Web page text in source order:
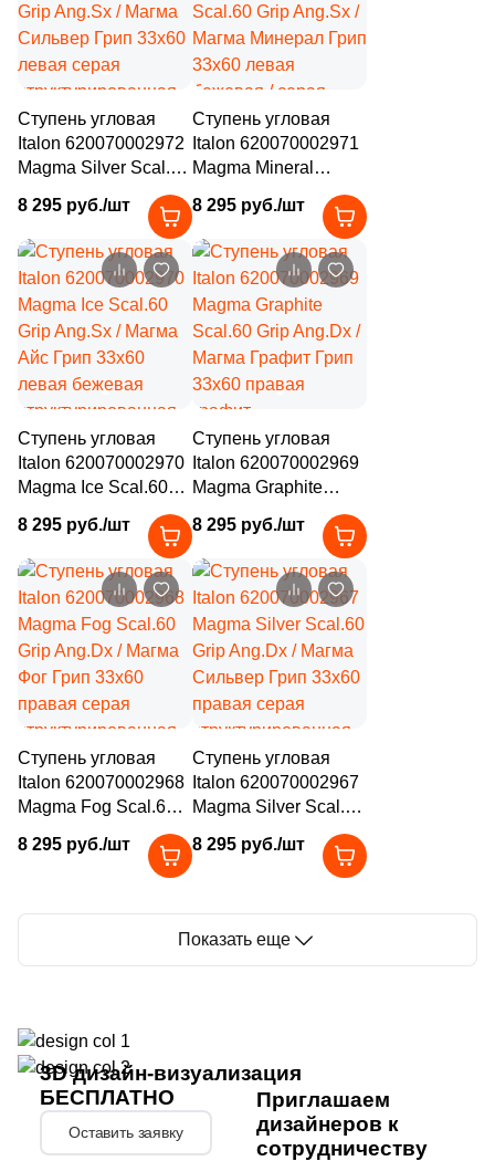
25.8x30 (2)
25.5x26 ( 1
26.5x30.5 (2)
26.8x29.4 (9)
26x30 (13)
26.5x30 (
26.8x26.8 (1)
26.8x29.8 (1)
26x75 ( )
26.25x26.25 (1)
26x28.2 (2)
26.7x30.9 ( 1)
26.4x30.4 (
26.6x26.6 (1)
26.1x30.1 ( 2 )
26.5x31.2 (2)
26.41x31.7 (1)
26.5x46.5 (3)
26.8x28.6 ( 2)
26x26 (3)
26x28.8 (1)
26.4x28 (1)
Ступень угловая
Italon 620070002972
Magma Silver Scal.60
Grip Ang.Sx / Магма
Сильвер Грип 33x60
левая серая
структурированная
под камень
8 295 руб./шт
Ступень угловая
Italon 620070002971
Magma Mineral
Scal.60 Grip Ang.Sx /
Магма Минерал Грип
33x60 левая
бежевая / серая
структурированная
под камень
8 295 руб./шт
Ступень угловая
Italon 620070002970
Magma Ice Scal.60
Grip Ang.Sx / Магма
Айс Грип 33x60
левая бежевая
структурированная
под камень
8 295 руб./шт
Ступень угловая
Italon 620070002969
Magma Graphite
Scal.60 Grip Ang.Dx /
Магма Графит Грип
33x60 правая
графит
структурированная
под камень
8 295 руб./шт
Ступень угловая
Italon 620070002968
Magma Fog Scal.60
Grip Ang.Dx / Магма
Фог Грип 33x60
8 295 руб./шт
Ступень угловая
Italon 620070002967
Magma Silver Scal.60
Grip Ang.Dx / Магма
Сильвер Грип 33x60
8 295 руб./шт
Показать еще
3D дизайн-визуализация
БЕСПЛАТНО
Оставить заявку
Приглашаем
дизайнеров к
сотрудничеству